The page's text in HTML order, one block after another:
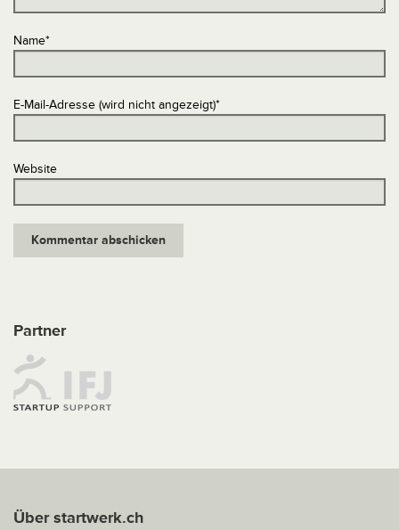
Name*
E-Mail-Adresse (wird nicht angezeigt)*
Website
Partner
Über startwerk.ch